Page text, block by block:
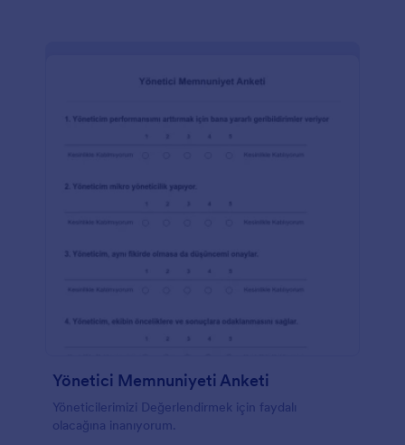
Yönetici Memnuniyeti Anketi
Yöneticilerimizi Değerlendirmek için faydalı
olacağına inanıyorum.